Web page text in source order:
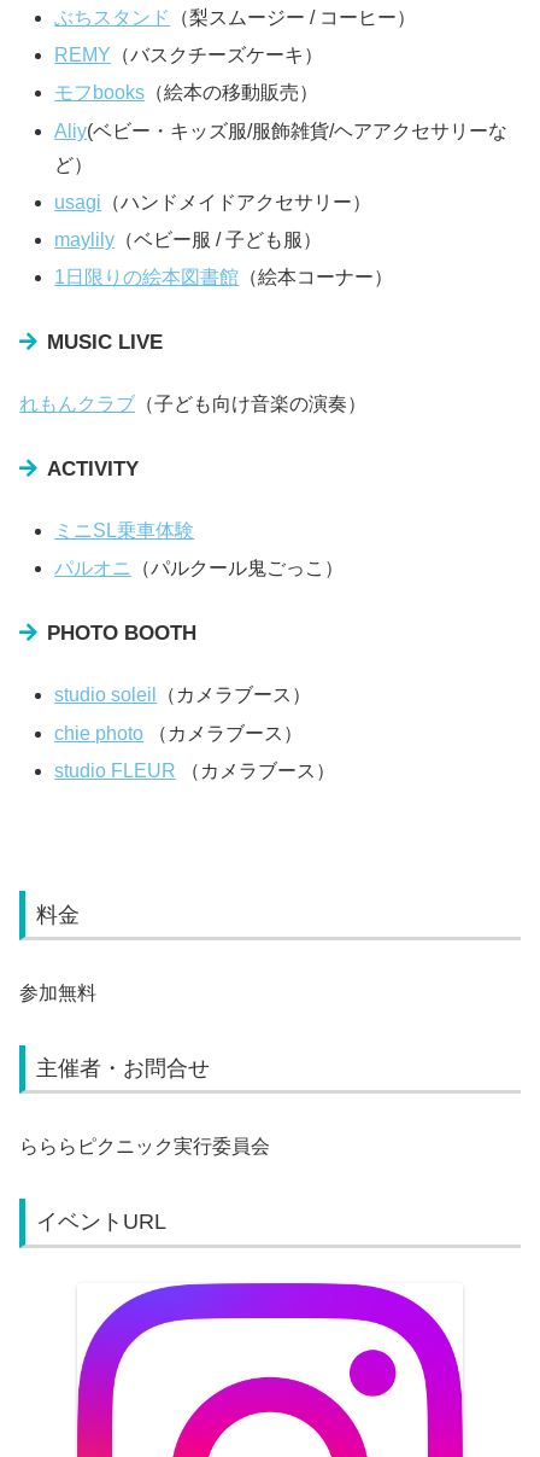
ぶちスタンド
（梨スムージー / コーヒー）
REMY （バスクチーズケーキ）
モフbooks （絵本の移動販売）
Aliy(ベビー・キッズ服/服飾雑貨/ヘアアクセサリーな
ど）
usagi （ハンドメイドアクセサリー）
maylily （ベビー服 / 子ども服）
1日限りの絵本図書館 （絵本コーナー）
MUSIC LIVE
れもんクラブ （子ども向け音楽の演奏）
ACTIVITY
ミニSL乗車体験
パルオニ
（パルクール鬼ごっこ）
PHOTO BOOTH
studio soleil
（カメラブース）
chie photo （カメラブース）
studio FLEUR （カメラブース）
料金
参加無料
主催者・お問合せ
らららピクニック実行委員会
イベントURL